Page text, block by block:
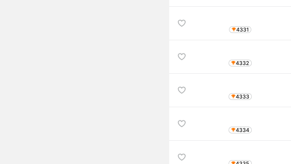
4331
4332
4333
4334